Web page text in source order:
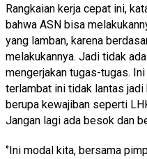
Rangkaian kerja cepat ini,
bahwa ASN bisa
yang lamban, karena
melakukannya. Jadi tidak
mengerjakan tugas-tugas.
terlambat ini tidak lantas jadi
berupa kewajiban seperti
Jangan lagi ada besok dan
‘’Ini modal kita, bersama